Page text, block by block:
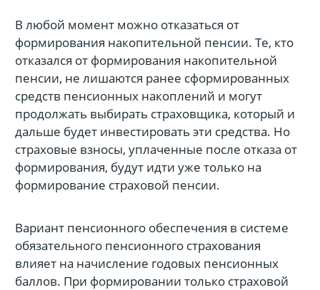
В любой момент можно отказаться от
формирования накопительной пенсии. Те, кто
отказался от формирования накопительной
пенсии, не лишаются ранее сформированных
средств пенсионных накоплений и могут
продолжать выбирать страховщика, который и
дальше будет инвестировать эти средства. Но
страховые взносы, уплаченные после отказа от
формирования, будут идти уже только на
формирование страховой пенсии.
Вариант пенсионного обеспечения в системе
обязательного пенсионного страхования
влияет на начисление годовых пенсионных
баллов. При формировании только страховой